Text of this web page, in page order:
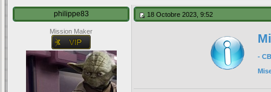
philippe83
Mission Maker
18 Octobre 2023, 9:52
-